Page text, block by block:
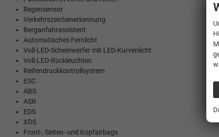
Regensensor
Verkehrszeichenerkennung
Berganfahrassistent
Automatisches Fernlicht
Voll-LED-Scheinwerfer mit LED-Kurvenlicht
Voll-LED-Rückleuchten
Reifendruckkontrollsystem
ESC
ABS
ASR
EDS
XDS
Front-, Seiten- und Kopfairbags